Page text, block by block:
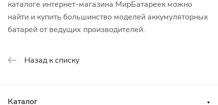
каталоге интернет-магазина МирБатареек можно
найти и купить большинство моделей аккумуляторных
батарей от ведущих производителей.
Назад к списку
Каталог